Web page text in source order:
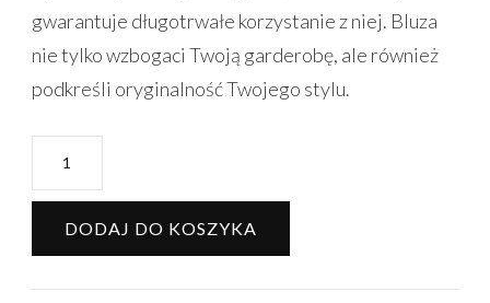
gwarantuje długotrwałe korzystanie z niej. Bluza
nie tylko wzbogaci Twoją garderobę, ale również
podkreśli oryginalność Twojego stylu.
Bluza
Celia-
M
-
DODAJ DO KOSZYKA